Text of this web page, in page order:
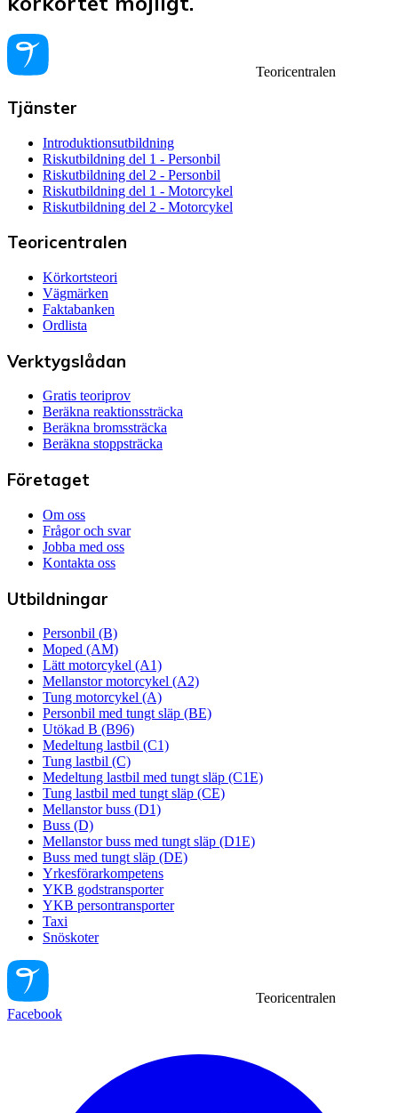
Teoricentralen
Tjänster
Introduktionsutbildning
Riskutbildning del 1 - Personbil
Riskutbildning del 2 - Personbil
Riskutbildning del 1 - Motorcykel
Riskutbildning del 2 - Motorcykel
Teoricentralen
Körkortsteori
Vägmärken
Faktabanken
Ordlista
Verktygslådan
Gratis teoriprov
Beräkna reaktionssträcka
Beräkna bromssträcka
Beräkna stoppsträcka
Företaget
Om oss
Frågor och svar
Jobba med oss
Kontakta oss
Utbildningar
Personbil (B)
Moped (AM)
Lätt motorcykel (A1)
Mellanstor motorcykel (A2)
Tung motorcykel (A)
Personbil med tungt släp (BE)
Utökad B (B96)
Medeltung lastbil (C1)
Tung lastbil (C)
Medeltung lastbil med tungt släp (C1E)
Tung lastbil med tungt släp (CE)
Mellanstor buss (D1)
Buss (D)
Mellanstor buss med tungt släp (D1E)
Buss med tungt släp (DE)
Yrkesförarkompetens
YKB godstransporter
YKB persontransporter
Taxi
Snöskoter
Teoricentralen
Facebook